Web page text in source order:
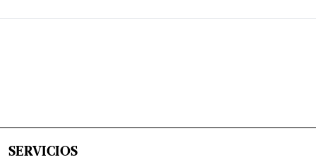
SERVICIOS